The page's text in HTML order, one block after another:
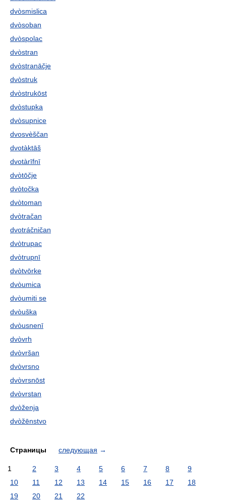
dvòsmislica
dvòsoban
dvòspolac
dvòstran
dvòstranāčje
dvòstruk
dvòstrukōst
dvòstupka
dvòsupnice
dvosvèščan
dvotàktāš
dvotàrīfnī
dvòtōčje
dvòtočka
dvòtoman
dvòtračan
dvotráčničan
dvòtrupac
dvòtrupnī
dvòtvōrke
dvòumica
dvòumiti se
dvòuška
dvòusnenī
dvòvrh
dvòvršan
dvòvrsno
dvòvrsnōst
dvòvrstan
dvòženja
dvòžēnstvo
Страницы следующая →
1 2 3 4 5 6 7 8
9
10
11 12 13 14 15 16 17
18
19
20 21 22